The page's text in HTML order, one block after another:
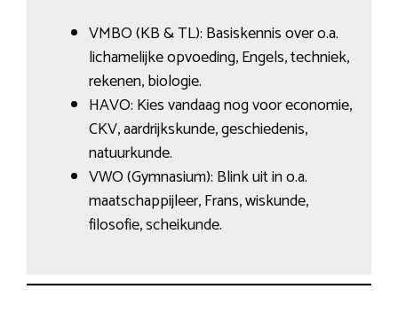
VMBO (KB & TL): Basiskennis over o.a.
lichamelijke opvoeding, Engels, techniek,
rekenen, biologie.
HAVO: Kies vandaag nog voor economie,
CKV, aardrijkskunde, geschiedenis,
natuurkunde.
VWO (Gymnasium): Blink uit in o.a.
maatschappijleer, Frans, wiskunde,
filosofie, scheikunde.